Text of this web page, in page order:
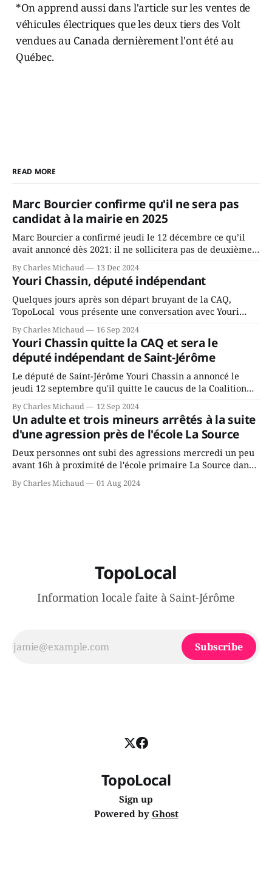
*On apprend aussi dans l'article sur les ventes de
véhicules électriques que les deux tiers des Volt
vendues au Canada dernièrement l'ont été au
Québec.
READ MORE
Marc Bourcier confirme qu'il ne sera pas
candidat à la mairie en 2025
Marc Bourcier a confirmé jeudi le 12 décembre ce qu’il
avait annoncé dès 2021: il ne sollicitera pas de deuxième
mandat à titre de maire de Saint-Jérôme. Bourcier en a
fait l’annonce en s’adressant aux employés de la ville,
rassemblés en soirée pour leur traditionnel souper
By Charles Michaud 13 Dec 2024
Youri Chassin, député indépendant
Quelques jours après son départ bruyant de la CAQ,
TopoLocal vous présente une conversation avec Youri
Chassin. Nous avons causé de sa décision. Y songeait-il
depuis longtemps? Sera-t-il candidat indépendant dans 2
ans? Joindrait-il un autre parti, par exemple les
conservateurs d’Éric Duhaime? Que lui
By Charles Michaud 16 Sep 2024
Youri Chassin quitte la CAQ et sera le
député indépendant de Saint-Jérôme
Le député de Saint-Jérôme Youri Chassin a annoncé le
jeudi 12 septembre qu'il quitte le caucus de la Coalition
Avenir Québec de François Legault parce qu'il est déçu du
gouvernement de la CAQ, surtout de son incapacité, qu'il
juge chronique, à offrir des
By Charles Michaud 12 Sep 2024
Un adulte et trois mineurs arrêtés à la suite
d'une agression près de l'école La Source
Deux personnes ont subi des agressions mercredi un peu
avant 16h à proximité de l'école primaire La Source dans
le secteur Bellefeuille de Saint-Jérôme. L'une de deux
victimes aurait été écrasée sous un véhicule et aspergée
By Charles Michaud 01 Aug 2024
TopoLocal
Information locale faite à Saint-Jérôme
Subscribe
TopoLocal
Sign up
Powered by Ghost